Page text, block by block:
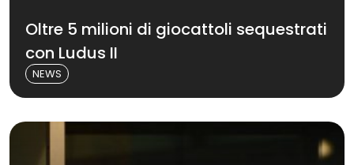
Oltre 5 milioni di giocattoli sequestrati
con Ludus II
NEWS